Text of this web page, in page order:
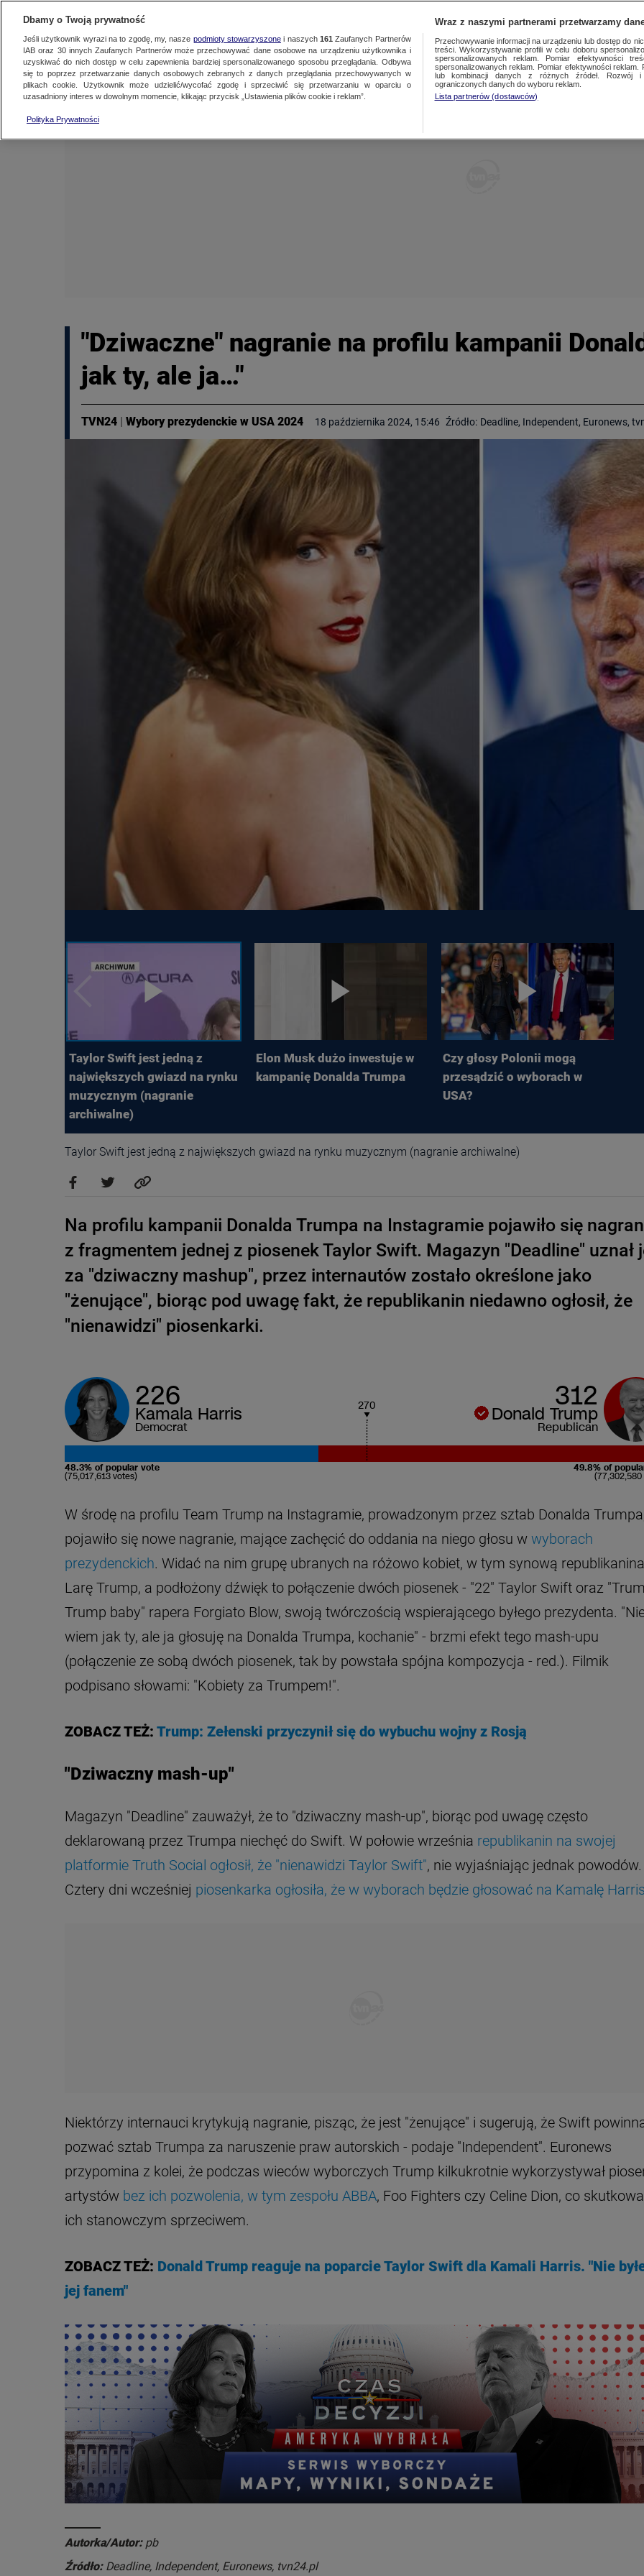
NAJNOWSZE WARSZAWA
WARSZAWA
ŁÓDŹ
KRAKÓW
LUBLIN
LUBUSKIE
PREMIUM METEO
"Dziwaczne" nagranie na profilu kampanii
jak ty, ale ja…"
TVN24 | Wybory prezydenckie w USA 2024 18 października 2024, 15:46 Źródło: Deadline, Independent, Euronews,
Taylor Swift jest jedną z
największych gwiazd na rynku
muzycznym (nagranie
archiwalne)
Elon Musk dużo inwestuje w
kampanię Donalda Trumpa
Czy głosy Polonii mogą
przesądzić o wyborach w
USA?
Taylor Swift jest jedną z największych gwiazd na rynku muzycznym (nagranie archiwalne)
Na profilu kampanii Donalda Trumpa na Instagramie pojawiło się
z fragmentem jednej z piosenek Taylor Swift. Magazyn "Deadline" uznał
za "dziwaczny mashup", przez internautów zostało określone jako
"żenujące", biorąc pod uwagę fakt, że republikanin niedawno ogłosił, że
"nienawidzi" piosenkarki.
226
Kamala Harris
Democrat
312
Donald Trump
Republican
270
48.3% of popular vote
(75,017,613 votes)
49.8% of
W środę na profilu Team Trump na Instagramie, prowadzonym przez sztab Donalda
pojawiło się nowe nagranie, mające zachęcić do oddania na niego głosu w wyborach
prezydenckich. Widać na nim grupę ubranych na różowo kobiet, w tym synową republikanina
Larę Trump, a podłożony dźwięk to połączenie dwóch piosenek - "22" Taylor Swift oraz
Trump baby" rapera Forgiato Blow, swoją twórczością wspierającego byłego prezydenta.
wiem jak ty, ale ja głosuję na Donalda Trumpa, kochanie" - brzmi efekt tego mash-upu
(połączenie ze sobą dwóch piosenek, tak by powstała spójna kompozycja - red.). Filmik
podpisano słowami: "Kobiety za Trumpem!".
ZOBACZ TEŻ: Trump: Zełenski przyczynił się do wybuchu wojny z Rosją
"Dziwaczny mash-up"
Magazyn "Deadline" zauważył, że to "dziwaczny mash-up", biorąc pod uwagę często
deklarowaną przez Trumpa niechęć do Swift. W połowie września republikanin na swojej
platformie Truth Social ogłosił, że "nienawidzi Taylor Swift", nie wyjaśniając jednak powodów.
Cztery dni wcześniej piosenkarka ogłosiła, że w wyborach będzie głosować na Kamalę Harris
Niektórzy internauci krytykują nagranie, pisząc, że jest "żenujące" i sugerują, że Swift
pozwać sztab Trumpa za naruszenie praw autorskich - podaje "Independent". Euronews
przypomina z kolei, że podczas wieców wyborczych Trump kilkukrotnie wykorzystywał
artystów bez ich pozwolenia, w tym zespołu ABBA, Foo Fighters czy Celine Dion, co
ich stanowczym sprzeciwem.
ZOBACZ TEŻ: Donald Trump reaguje na poparcie Taylor Swift dla Kamali Harris. "Nie
jej fanem"
Autorka/Autor: pb
Źródło: Deadline, Independent, Euronews, tvn24.pl
Dbamy o Twoją prywatność
Jeśli użytkownik wyrazi na to zgodę, my, nasze podmioty stowarzyszonei naszych 161 Zaufanych Partnerów
IAB oraz 30innych Zaufanych Partnerów może przechowywać dane osobowe na urządzeniu użytkownika i
uzyskiwać do nich dostęp w celu zapewnienia bardziej spersonalizowanego sposobu przeglądania. Odbywa
się to poprzez przetwarzanie danych osobowych zebranych z danych przeglądania przechowywanych w
plikach cookie. Użytkownik może udzielić/wycofać zgodę i sprzeciwić się przetwarzaniu w oparciu o
uzasadniony interes w dowolnym momencie, klikając przycisk „Ustawienia plików cookie i reklam”.
Polityka Prywatności
Wraz z naszymi partnerami przetwarzamy
Przechowywanie informacji na urządzeniu lub dostęp do
treści. Wykorzystywanie profili w celu doboru
spersonalizowanych reklam. Pomiar efektywności
spersonalizowanych reklam. Pomiar efektywności
lub kombinacji danych z różnych źródeł. Rozwój i
ograniczonych danych do wyboru reklam.
Lista partnerów (dostawców)